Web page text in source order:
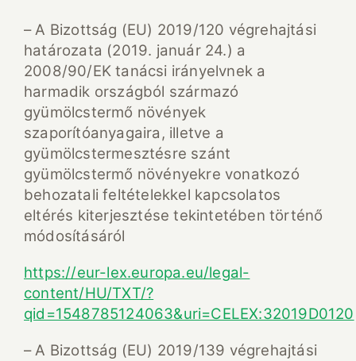
– A Bizottság (EU) 2019/120 végrehajtási
határozata (2019. január 24.) a
2008/90/EK tanácsi irányelvnek a
harmadik országból származó
gyümölcstermő növények
szaporítóanyagaira, illetve a
gyümölcstermesztésre szánt
gyümölcstermő növényekre vonatkozó
behozatali feltételekkel kapcsolatos
eltérés kiterjesztése tekintetében történő
módosításáról
https://eur-lex.europa.eu/legal-
content/HU/TXT/?
qid=1548785124063&uri=CELEX:32019D0120
– A Bizottság (EU) 2019/139 végrehajtási